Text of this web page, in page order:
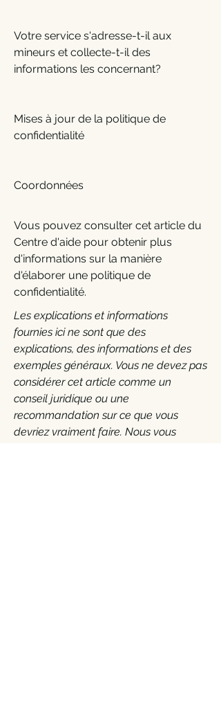
Votre service s'adresse-t-il aux
mineurs et collecte-t-il des
informations les concernant?
Mises à jour de la politique de
confidentialité
Coordonnées
Vous pouvez consulter cet article du
Centre d'aide pour obtenir plus
d'informations sur la manière
d'élaborer une politique de
confidentialité.
Les explications et informations
fournies ici ne sont que des
explications, des informations et des
exemples généraux. Vous ne devez pas
considérer cet article comme un
conseil juridique ou une
recommandation sur ce que vous
devriez vraiment faire. Nous vous